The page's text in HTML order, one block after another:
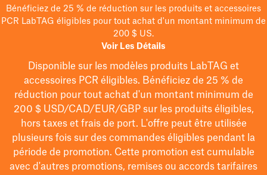
Bénéficiez de 25 % de réduction sur les produits et accessoires
PCR LabTAG éligibles pour tout achat d'un montant minimum de
200 $ US.
Voir Les Détails
Disponible sur les modèles produits LabTAG et
accessoires PCR éligibles. Bénéficiez de 25 % de
réduction pour tout achat d'un montant minimum de
200 $USD/CAD/EUR/GBPsur les produits éligibles,
hors taxes et frais de port. L'offre peut être utilisée
plusieurs fois sur des commandes éligibles pendant la
période de promotion. Cette promotion est cumulable
avec d'autres promotions, remises ou accords tarifaires